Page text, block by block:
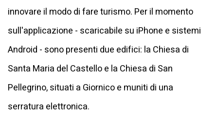
innovare il modo di fare turismo. Per il momento
sull'applicazione - scaricabile su iPhone e sistemi
Android - sono presenti due edifici: la Chiesa di
Santa Maria del Castello e la Chiesa di San
Pellegrino, situati a Giornico e muniti di una
serratura elettronica.